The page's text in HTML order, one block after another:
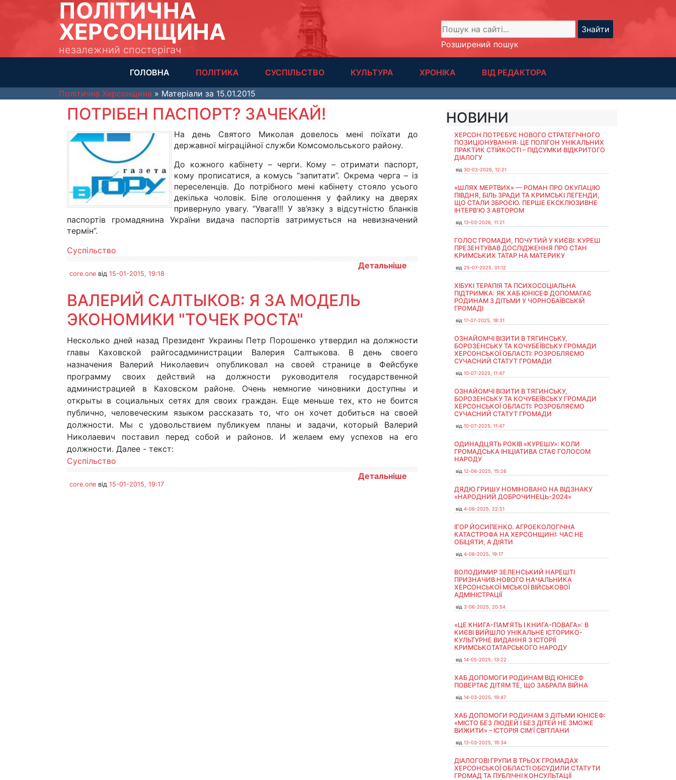
ПОЛІТИЧНА
ХЕРСОНЩИНА
незалежний спостерігач
Знайти
Розширений пошук
ГОЛОВНА ПОЛІТИКА СУСПІЛЬСТВО КУЛЬТУРА ХРОНІКА ВІД РЕДАКТОРА
Політична Херсонщина » Матеріали за 15.01.2015
ПОТРІБЕН ПАСПОРТ? ЗАЧЕКАЙ!
На день Святого Миколая довелось мені поїхати до
державної міграційної служби Комсомольського району.
До кожного кабінету – черги. Кому – отримати паспорт,
кому прописатися, а комусь “запитати”. Окрема черга – із
переселенців. До потрібного мені кабінету стояло усього
декілька чоловік. Біле оголошення у файлику на дверях
привернуло увагу. “Увага!!! У зв’язку з відсутністю бланків
паспортів громадянина України видача паспортів затримується на невизначений
термін”.
Суспільство
Детальніше
core.one від 15-01-2015, 19:18
ВАЛЕРИЙ САЛТЫКОВ: Я ЗА МОДЕЛЬ
ЭКОНОМИКИ "ТОЧЕК РОСТА"
Несколько дней назад Президент Украины Петр Порошенко утвердил на должности
главы Каховской райгосадминистрации Валерия Салтыкова. В день своего
назначения Валерий Николаевич опубликовал на своей странице в Фейсбуке
программу своих действий на должности руководителя государственной
администрацией в Каховском районе. Очень немногие чиновники доступны и
открыты в социальных сетях для своих граждан. Еще меньше тех, кто не боится
публично, человеческим языком рассказать то, что он хочет добиться на своей
должности. Мы с удовольствием публикуем планы и задачи, который Валерий
Николаевич поставил перед собой и районов. И желаем ему успехов на его
должности. Далее - текст:
Суспільство
Детальніше
core.one від 15-01-2015, 19:17
НОВИНИ
ХЕРСОН ПОТРЕБУЄ НОВОГО СТРАТЕГІЧНОГО
ПОЗИЦІОНУВАННЯ: ЦЕ ПОЛІГОН УНІКАЛЬНИХ
ПРАКТИК СТІЙКОСТІ – ПІДСУМКИ ВІДКРИТОГО
ДІАЛОГУ
від 30-03-2026, 12:21
«ШЛЯХ МЕРТВИХ» — РОМАН ПРО ОКУПАЦІЮ
ПІВДНЯ, БІЛЬ ЗРАДИ ТА КРИМСЬКІ ЛЕГЕНДИ,
ЩО СТАЛИ ЗБРОЄЮ. ПЕРШЕ ЕКСКЛЮЗИВНЕ
ІНТЕРВ'Ю З АВТОРОМ
від 13-03-2026, 11:21
ГОЛОС ГРОМАДИ, ПОЧУТИЙ У КИЄВІ: КУРЕШ
ПРЕЗЕНТУВАВ ДОСЛІДЖЕННЯ ПРО СТАН
КРИМСЬКИХ ТАТАР НА МАТЕРИКУ
від 25-07-2025, 01:12
ХІБУКІ ТЕРАПІЯ ТА ПСИХОСОЦІАЛЬНА
ПІДТРИМКА: ЯК ХАБ ЮНІСЕФ ДОПОМАГАЄ
РОДИНАМ З ДІТЬМИ У ЧОРНОБАЇВСЬКІЙ
ГРОМАДІ
від 17-07-2025, 18:31
ОЗНАЙОМЧІ ВІЗИТИ В ТЯГИНСЬКУ,
БОРОЗЕНСЬКУ ТА КОЧУБЕЇВСЬКУ ГРОМАДИ
ХЕРСОНСЬКОЇ ОБЛАСТІ: РОЗРОБЛЯЄМО
СУЧАСНИЙ СТАТУТ ГРОМАДИ
від 10-07-2025, 11:47
ОЗНАЙОМЧІ ВІЗИТИ В ТЯГИНСЬКУ,
БОРОЗЕНСЬКУ ТА КОЧУБЕЇВСЬКУ ГРОМАДИ
ХЕРСОНСЬКОЇ ОБЛАСТІ: РОЗРОБЛЯЄМО
СУЧАСНИЙ СТАТУТ ГРОМАДИ
від 10-07-2025, 11:47
ОДИНАДЦЯТЬ РОКІВ «КУРЕШУ»: КОЛИ
ГРОМАДСЬКА ІНІЦІАТИВА СТАЄ ГОЛОСОМ
НАРОДУ
від 12-06-2025, 15:26
ДЯДЮ ГРИШУ НОМІНОВАНО НА ВІДЗНАКУ
«НАРОДНИЙ ДОБРОЧИНЕЦЬ-2024»
від 4-06-2025, 22:51
ІГОР ЙОСИПЕНКО. АГРОЕКОЛОГІЧНА
КАТАСТРОФА НА ХЕРСОНЩИНІ: ЧАС НЕ
ОБІЦЯТИ, А ДІЯТИ
від 4-06-2025, 19:17
ВОЛОДИМИР ЗЕЛЕНСЬКИЙ НАРЕШТІ
ПРИЗНАЧИВ НОВОГО НАЧАЛЬНИКА
ХЕРСОНСЬКОЇ МІСЬКОЇ ВІЙСЬКОВОЇ
АДМІНІСТРАЦІЇ
від 3-06-2025, 20:54
«ЦЕ КНИГА-ПАМ’ЯТЬ І КНИГА-ПОВАГА»: В
КИЄВІ ВИЙШЛО УНІКАЛЬНЕ ІСТОРИКО-
КУЛЬТУРНЕ ВИДАННЯ З ІСТОРІЇ
КРИМСЬКОТАТАРСЬКОГО НАРОДУ
від 14-05-2025, 13:22
ХАБ ДОПОМОГИ РОДИНАМ ВІД ЮНІСЕФ
ПОВЕРТАЄ ДІТЯМ ТЕ, ЩО ЗАБРАЛА ВІЙНА
від 14-03-2025, 19:47
ХАБ ДОПОМОГИ РОДИНАМ З ДІТЬМИ ЮНІСЕФ:
«МІСТО БЕЗ ЛЮДЕЙ І БЕЗ ДІТЕЙ НЕ ЗМОЖЕ
ВИЖИТИ» – ІСТОРІЯ СІМʼЇ СВІТЛАНИ
від 13-03-2025, 19:34
ДІАЛОГОВІ ГРУПИ В ТРЬОХ ГРОМАДАХ
ХЕРСОНСЬКОЇ ОБЛАСТІ ОБСУДИЛИ СТАТУТИ
ГРОМАД ТА ПУБЛІЧНІ КОНСУЛЬТАЦІЇ